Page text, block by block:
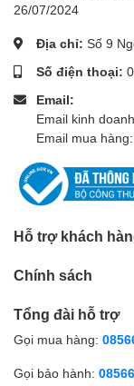
26/07/2024
Địa chỉ: Số 9
Số điện thoại:
Email:
Email kinh
Email mua
Hỗ trợ khách
Chính sách
Tổng đài hỗ trợ
Gọi mua hàng:
Gọi bảo hành: